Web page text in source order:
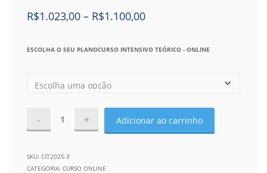
R$1.023,00 – R$1.100,00
ESCOLHA O SEU PLANOCURSO INTENSIVO TEÓRICO - ONLINE
Adicionar ao carrinho
SKU: CIT2025-3
CATEGORIA: CURSO ONLINE